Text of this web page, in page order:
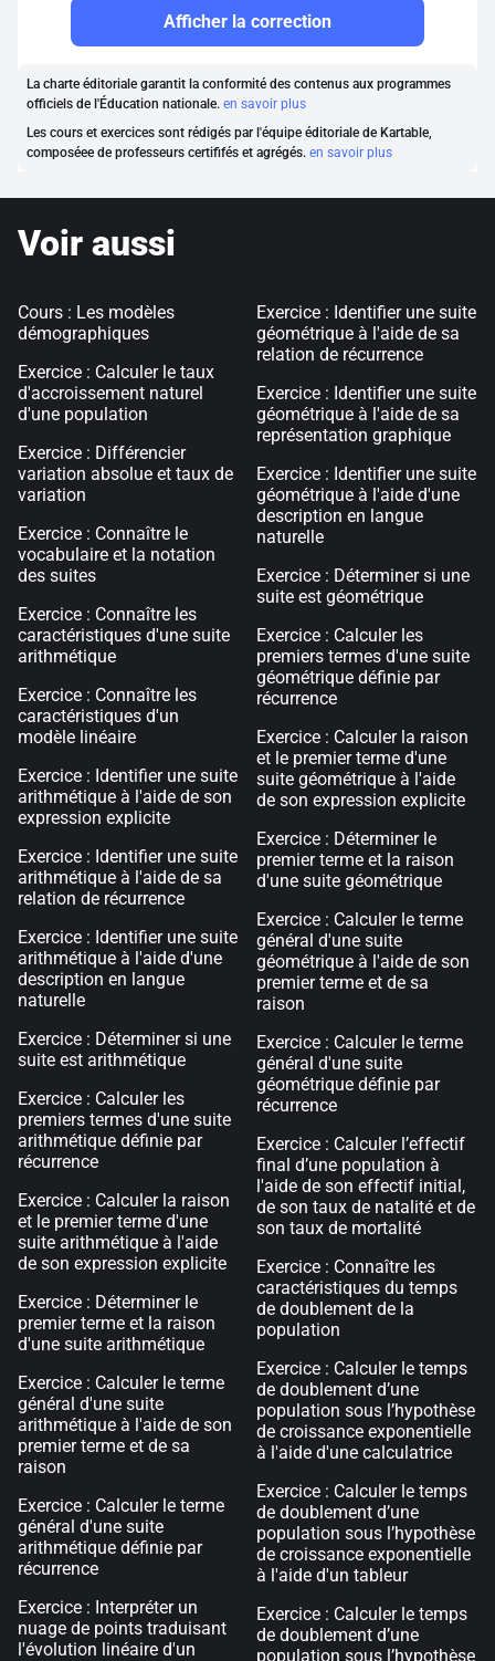
Afficher la correction
La charte éditoriale garantit la conformité des contenus aux programmes
officiels de l'Éducation nationale. en savoir plus
Les cours et exercices sont rédigés par l'équipe éditoriale de Kartable,
composéee de professeurs certififés et agrégés. en savoir plus
Voir aussi
Cours : Les modèles
démographiques
Exercice : Calculer le taux
d'accroissement naturel
d'une population
Exercice : Différencier
variation absolue et taux de
variation
Exercice : Connaître le
vocabulaire et la notation
des suites
Exercice : Connaître les
caractéristiques d'une suite
arithmétique
Exercice : Connaître les
caractéristiques d'un
modèle linéaire
Exercice : Identifier une suite
arithmétique à l'aide de son
expression explicite
Exercice : Identifier une suite
arithmétique à l'aide de sa
relation de récurrence
Exercice : Identifier une suite
arithmétique à l'aide d'une
description en langue
naturelle
Exercice : Déterminer si une
suite est arithmétique
Exercice : Calculer les
premiers termes d'une suite
arithmétique définie par
récurrence
Exercice : Calculer la raison
et le premier terme d'une
suite arithmétique à l'aide
de son expression explicite
Exercice : Déterminer le
premier terme et la raison
d'une suite arithmétique
Exercice : Calculer le terme
général d'une suite
arithmétique à l'aide de son
premier terme et de sa
raison
Exercice : Calculer le terme
général d'une suite
arithmétique définie par
récurrence
Exercice : Interpréter un
nuage de points traduisant
l'évolution linéaire d'un
Exercice : Identifier une suite
géométrique à l'aide de sa
relation de récurrence
Exercice : Identifier une suite
géométrique à l'aide de sa
représentation graphique
Exercice : Identifier une suite
géométrique à l'aide d'une
description en langue
naturelle
Exercice : Déterminer si une
suite est géométrique
Exercice : Calculer les
premiers termes d'une suite
géométrique définie par
récurrence
Exercice : Calculer la raison
et le premier terme d'une
suite géométrique à l'aide
de son expression explicite
Exercice : Déterminer le
premier terme et la raison
d'une suite géométrique
Exercice : Calculer le terme
général d'une suite
géométrique à l'aide de son
premier terme et de sa
raison
Exercice : Calculer le terme
général d'une suite
géométrique définie par
récurrence
Exercice : Calculer l’effectif
final d’une population à
l'aide de son effectif initial,
de son taux de natalité et de
son taux de mortalité
Exercice : Connaître les
caractéristiques du temps
de doublement de la
population
Exercice : Calculer le temps
de doublement d’une
population sous l’hypothèse
de croissance exponentielle
à l'aide d'une calculatrice
Exercice : Calculer le temps
de doublement d’une
population sous l’hypothèse
de croissance exponentielle
à l'aide d'un tableur
Exercice : Calculer le temps
de doublement d’une
population sous l’hypothèse